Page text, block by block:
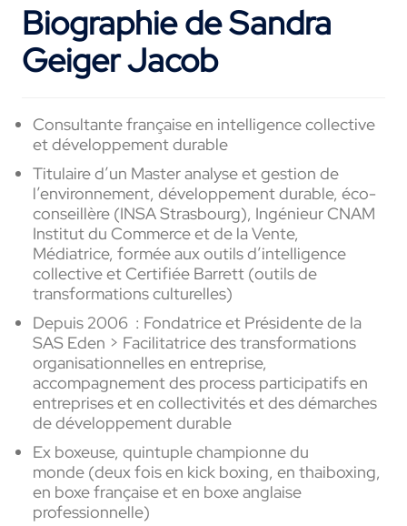
Biographie de Sandra
Geiger Jacob
Consultante française en intelligence collective
et développementdurable
Titulaired’un Masteranalyse et gestion de
l’environnement, développement durable, éco-
conseillère (INSA Strasbourg), IngénieurCNAM
Institut du Commerce et de laVente,
Médiatrice, forméeaux outils d’intelligence
collective et Certifiée Barrett (outilsde
transformationsculturelles)
Depuis 2006 : Fondatrice et Présidente de la
SAS Eden > Facilitatrice des transformations
organisationnelles en entreprise,
accompagnement des process participatifs en
entreprises et en collectivités et des démarches
de développementdurable
Ex boxeuse, quintuplechampionne du
monde (deuxfois en kick boxing, en thaiboxing,
en boxe française et en boxe anglaise
professionnelle)